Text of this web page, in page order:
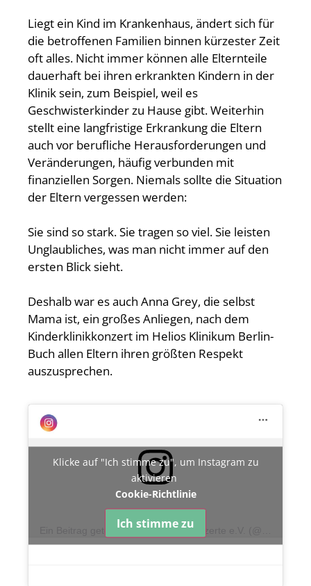
Liegt ein Kind im Krankenhaus, ändert sich für
die betroffenen Familien binnen kürzester Zeit
oft alles. Nicht immer können alle Elternteile
dauerhaft bei ihren erkrankten Kindern in der
Klinik sein, zum Beispiel, weil es
Geschwisterkinder zu Hause gibt. Weiterhin
stellt eine langfristige Erkrankung die Eltern
auch vor berufliche Herausforderungen und
Veränderungen, häufig verbunden mit
finanziellen Sorgen. Niemals sollte die Situation
der Eltern vergessen werden:
Sie sind so stark. Sie tragen so viel. Sie leisten
Unglaubliches, was man nicht immer auf den
ersten Blick sieht.
Deshalb war es auch Anna Grey, die selbst
Mama ist, ein großes Anliegen, nach dem
Kinderklinikkonzert im Helios Klinikum Berlin-
Buch allen Eltern ihren größten Respekt
auszusprechen.
Klicke auf "Ich stimme zu", um Instagram zu
aktivieren
Cookie-Richtlinie
Ich stimme zu